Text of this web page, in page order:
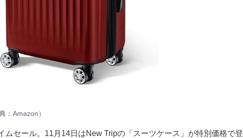
：Amazon）
ムセール。11月14日はNew Tripの「スーツケース」が特別価格で登